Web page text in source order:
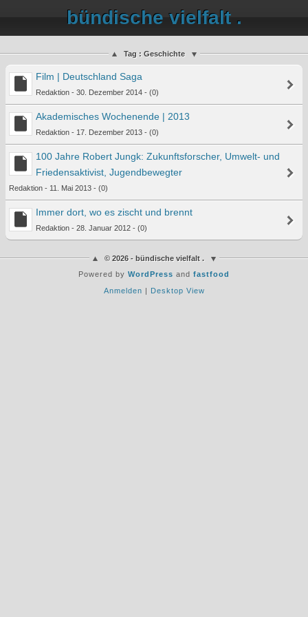
bündische vielfalt .
Tag : Geschichte
Film | Deutschland Saga
Redaktion - 30. Dezember 2014 - (0)
Akademisches Wochenende | 2013
Redaktion - 17. Dezember 2013 - (0)
100 Jahre Robert Jungk: Zukunftsforscher, Umwelt- und
Friedensaktivist, Jugendbewegter
Redaktion - 11. Mai 2013 - (0)
Immer dort, wo es zischt und brennt
Redaktion - 28. Januar 2012 - (0)
© 2026 - bündische vielfalt .
Powered by WordPress and fastfood
Anmelden | Desktop View